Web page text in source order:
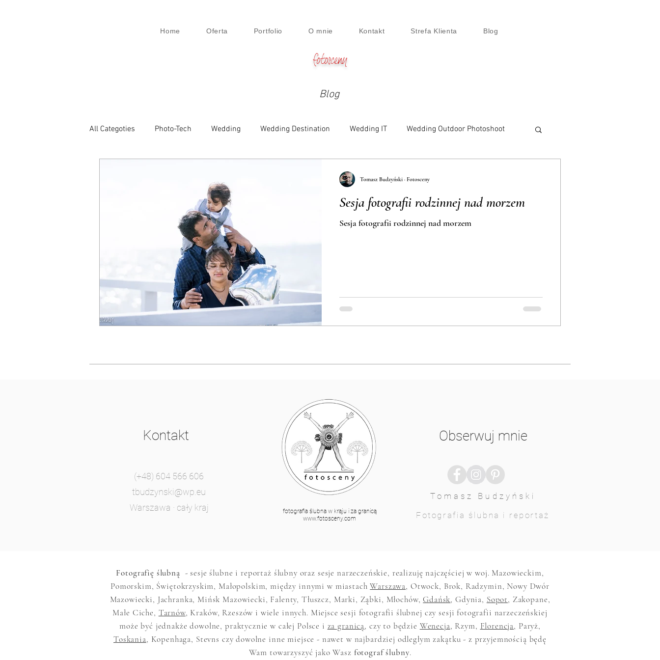
Home Oferta Portfolio O mnie Kontakt Strefa Klienta Blog
fotosceny
Blog
All Categoties Photo-Tech Wedding Wedding Destination Wedding IT Wedding Outdoor Photoshoot
Event Business Session Maternity
Sesja fotografii rodzinnej nad morzem
Sesja fotografii rodzinnej nad morzem
Tomasz Budzyński · Fotosceny
Kontakt
(+48) 604 566 606
tbudzynski@wp.eu
Warszawa · cały kraj
fotografia ślubna w kraju i za granicą
www.fotosceny.com
Obserwuj mnie
Tomasz Budzyński
Fotografia ślubna i reportaż
Fotografię ślubną - sesje ślubne i reportaż ślubny oraz sesje narzeczeńskie, realizuję najczęściej w woj. Mazowieckim,
Pomorskim, Świętokrzyskim, Małopolskim, między innymi w miastachWarszawa, Otwock, Brok, Radzymin, Nowy Dwór
Mazowiecki, Jachranka, Mińsk Mazowiecki, Falenty, Tłuszcz, Marki, Ząbki, Młochów,Gdańsk, Gdynia, Sopot, Zakopane,
Małe Ciche, Tarnów, Kraków, Rzeszów i wiele innych. Miejsce sesji fotografii ślubnej czy sesji fotografii narzeczeńskiej
może być jednakże dowolne, praktycznie w całej Polsce i za granicą, czy to będzie Wenecja, Rzym, Florencja, Paryż,
Toskania, Kopenhaga, Stevns czy dowolne inne miejsce - nawet w najbardziej odległym zakątku - z przyjemnością będę
Wam towarzyszyć jako Wasz fotograf ślubny.